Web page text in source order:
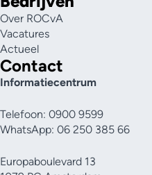
Over ROCvA
Vacatures
Actueel
Contact
Informatiecentrum
Telefoon: 0900 9599
WhatsApp: 06 250 385 66
Europaboulevard 13